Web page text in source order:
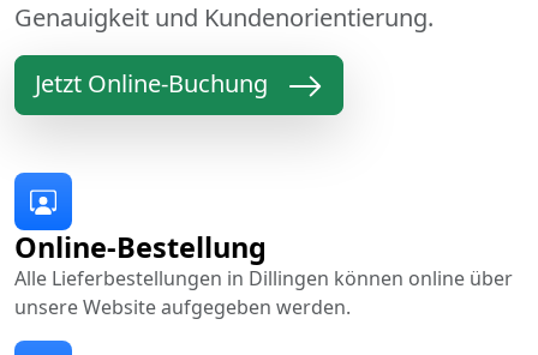
Genauigkeit und Kundenorientierung.
Jetzt Online-Buchung
Online-Bestellung
Alle Lieferbestellungen in Dillingen können online über
unsere Website aufgegeben werden.